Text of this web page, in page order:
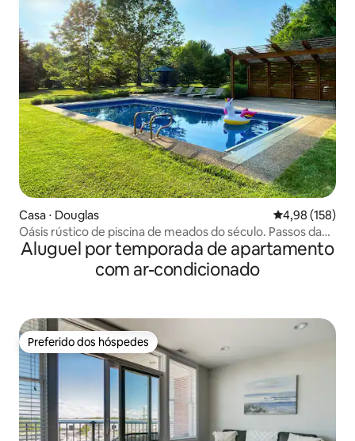
Casa ⋅ Douglas 4,98 de uma
4,98 (158)
Oásis rústico de piscina de meados do século. Passos da
cidade!
Aluguel por temporada de apartamento
com ar-condicionado
Preferido dos hóspedes
Preferido dos hóspedes